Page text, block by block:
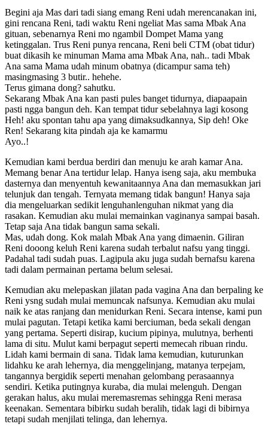
Begini aja Mas dari tadi siang emang Reni udah merencanakan ini,
gini rencana Reni, tadi waktu Reni ngeliat Mas sama Mbak Ana
gituan, sebenarnya Reni mo ngambil Dompet Mama yang
ketinggalan. Trus Reni punya rencana, Reni beli CTM (obat tidur)
buat dikasih ke minuman Mama ama Mbak Ana, nah.. tadi Mbak
Ana sama Mama udah minum obatnya (dicampur sama teh)
masingmasing 3 butir.. hehehe.
Terus gimana dong? sahutku.
Sekarang Mbak Ana kan pasti pules banget tidurnya, diapaapain
pasti ngga bangun deh. Kan tempat tidur sebelahnya lagi kosong
Heh! aku spontan tahu apa yang dimaksudkannya, Sip deh! Oke
Ren! Sekarang kita pindah aja ke kamarmu
Ayo..!
Kemudian kami berdua berdiri dan menuju ke arah kamar Ana.
Memang benar Ana tertidur lelap. Hanya iseng saja, aku membuka
dasternya dan menyentuh kewanitaannya Ana dan memasukkan jari
telunjuk dan tengah. Ternyata memang tidak bangun! Hanya saja
dia mengeluarkan sedikit lenguhanlenguhan nikmat yang dia
rasakan. Kemudian aku mulai memainkan vaginanya sampai basah.
Tetap saja Ana tidak bangun sama sekali.
Mas, udah dong. Kok malah Mbak Ana yang dimaenin. Giliran
Reni dooong keluh Reni karena sudah terbalut nafsu yang tinggi.
Padahal tadi sudah puas. Lagipula aku juga sudah bernafsu karena
tadi dalam permainan pertama belum selesai.
Kemudian aku melepaskan jilatan pada vagina Ana dan berpaling ke
Reni ysng sudah mulai memuncak nafsunya. Kemudian aku mulai
naik ke atas ranjang dan menidurkan Reni. Secara intense, kami pun
mulai pagutan. Tetapi ketika kami berciuman, beda sekali dengan
yang pertama. Seperti disirap, kucium pipinya, mulutnya, berhenti
lama di situ. Mulut kami berpagut seperti memecah ribuan rindu.
Lidah kami bermain di sana. Tidak lama kemudian, kuturunkan
lidahku ke arah lehernya, dia menggelinjang, matanya terpejam,
tangannya bergidik seperti menahan gelombang perasaannya
sendiri. Ketika putingnya kuraba, dia mulai melenguh. Dengan
gerakan halus, aku mulai meremasremas sehingga Reni merasa
keenakan. Sementara bibirku sudah beralih, tidak lagi di bibirnya
tetapi sudah menjilati telinga, dan lehernya.